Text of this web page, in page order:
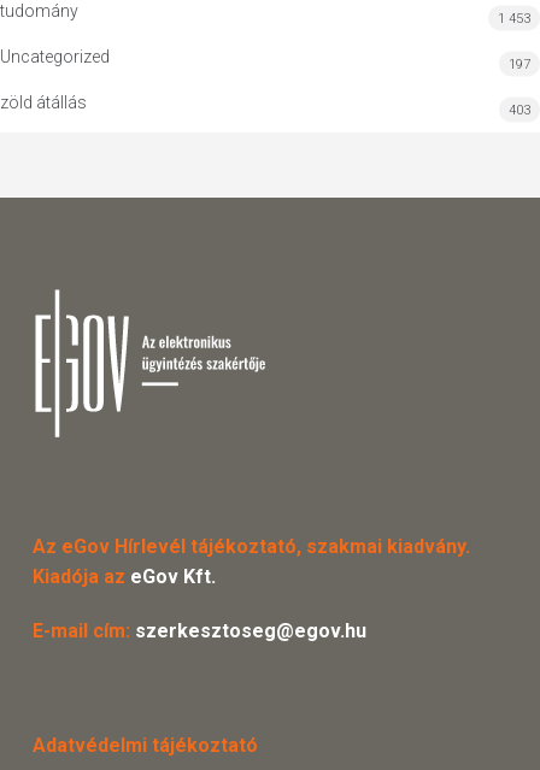
tudomány 1 453
Uncategorized 197
zöld átállás 403
Az eGov Hírlevél tájékoztató, szakmai kiadvány.
Kiadója az eGov Kft.
E-mail cím: szerkesztoseg@egov.hu
Adatvédelmi tájékoztató